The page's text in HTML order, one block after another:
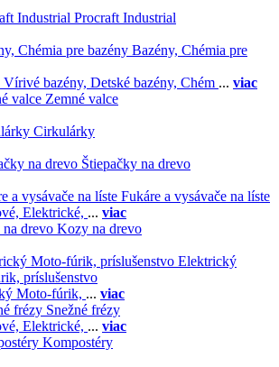
Procraft Industrial
Bazény, Chémia pre
Vírivé bazény, Detské bazény, Chém ... viac
Zemné valce
Cirkulárky
Štiepačky na drevo
Fukáre a vysávače na líste
Elektrické, ... viac
Kozy na drevo
Elektrický
príslušenstvo
Moto-fúrik, ... viac
Snežné frézy
Elektrické, ... viac
Kompostéry